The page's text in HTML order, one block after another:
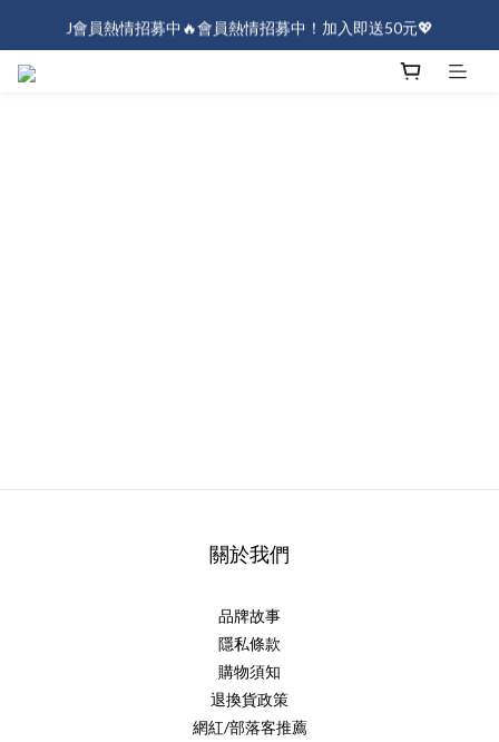
J會員熱情招募中🔥會員熱情招募中！加入即送50元💖
J會員熱情招募中🔥會員熱情招募中！加入即送50元💖
關於我們
品牌故事
隱私條款
購物須知
退換貨政策
網紅/部落客推薦